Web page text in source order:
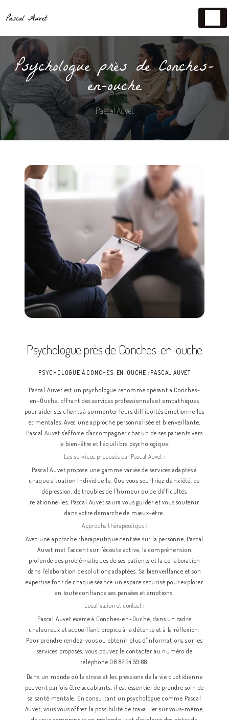
Psychologue près de Conches-
en-ouche
Pascal Auvet
Psychologue près de Conches-en-ouche
PSYCHOLOGUE À CONCHES-EN-OUCHE : PASCAL AUVET
Pascal Auvet est un psychologue renommé opérant à Conches-
en-Ouche, offrant des services professionnels et empathiques
pour aider ses clients à surmonter leurs difficultés émotionnelles
et mentales. Avec une approche personnalisée et bienveillante,
Pascal Auvet s'efforce d'accompagner chacun de ses patients vers
le bien-être et l'équilibre psychologique.
Les services proposés par Pascal Auvet :
Pascal Auvet propose une gamme variée de services adaptés à
chaque situation individuelle. Que vous souffriez d'anxiété, de
dépression, de troubles de l'humeur ou de difficultés
relationnelles, Pascal Auvet saura vous guider et vous soutenir
dans votre démarche de mieux-être.
Approche thérapeutique :
Avec une approche thérapeutique centrée sur la personne, Pascal
Auvet met l'accent sur l'écoute active, la compréhension
profonde des problématiques de ses patients et la collaboration
dans l'élaboration de solutions adaptées. Sa bienveillance et son
expertise font de chaque séance un espace sécurisé pour explorer
en toute confiance ses pensées et émotions.
Localisation et contact :
Pascal Auvet exerce à Conches-en-Ouche, dans un cadre
chaleureux et accueillant propice à la détente et à la réflexion.
Pour prendre rendez-vous ou obtenir plus d'informations sur les
services proposés, vous pouvez le contacter au numéro de
téléphone 06 82 34 59 88.
Dans un monde où le stress et les pressions de la vie quotidienne
peuvent parfois être accablants, il est essentiel de prendre soin de
sa santé mentale. En consultant un psychologue comme Pascal
Auvet, vous vous offrez la possibilité de travailler sur vous-même,